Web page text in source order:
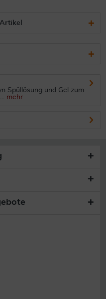
Spüllösung und Gel zum
mehr